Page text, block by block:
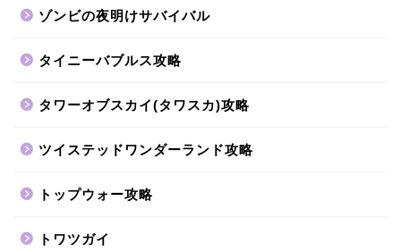
ゾンビの夜明けサバイバル
タイニーバブルス攻略
タワーオブスカイ(タワスカ)攻略
ツイステッドワンダーランド攻略
トップウォー攻略
トワツガイ